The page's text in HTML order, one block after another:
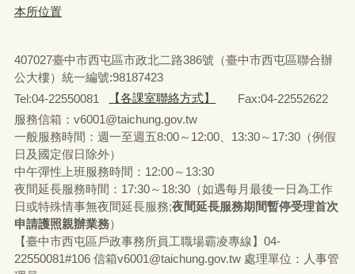
本所位置
407027臺中市西屯區市政北二路386號（臺中市西屯區聯合辦
公大樓）統一編號:98187423
Tel:04-22550081
【各課室聯絡方式】
Fax:04-22552622
服務信箱：v6001@taichung.gov.tw
一般服務時間：週一至週五8:00～12:00、13:30～17:30（例假
日及國定假日除外）
中午彈性上班服務時間：12:00～13:30
夜間延長服務時間：17:30～18:30（如遇每月最後一日為工作
日或特殊情事無夜間延長服務;夜間延長服務期間暫停受理首次
申請護照親辦業務）
【臺中市西屯區戶政事務所員工職場霸凌專線】04-
22550081#106 信箱v6001@taichung.gov.tw 處理單位：人事管